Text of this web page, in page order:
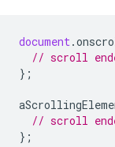
document.
// scroll
};
// scroll
};